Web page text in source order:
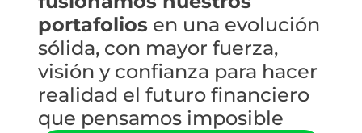
portafolios en una evolución
sólida, con mayor fuerza,
visión y confianza para hacer
realidad el futuro financiero
que pensamos imposible